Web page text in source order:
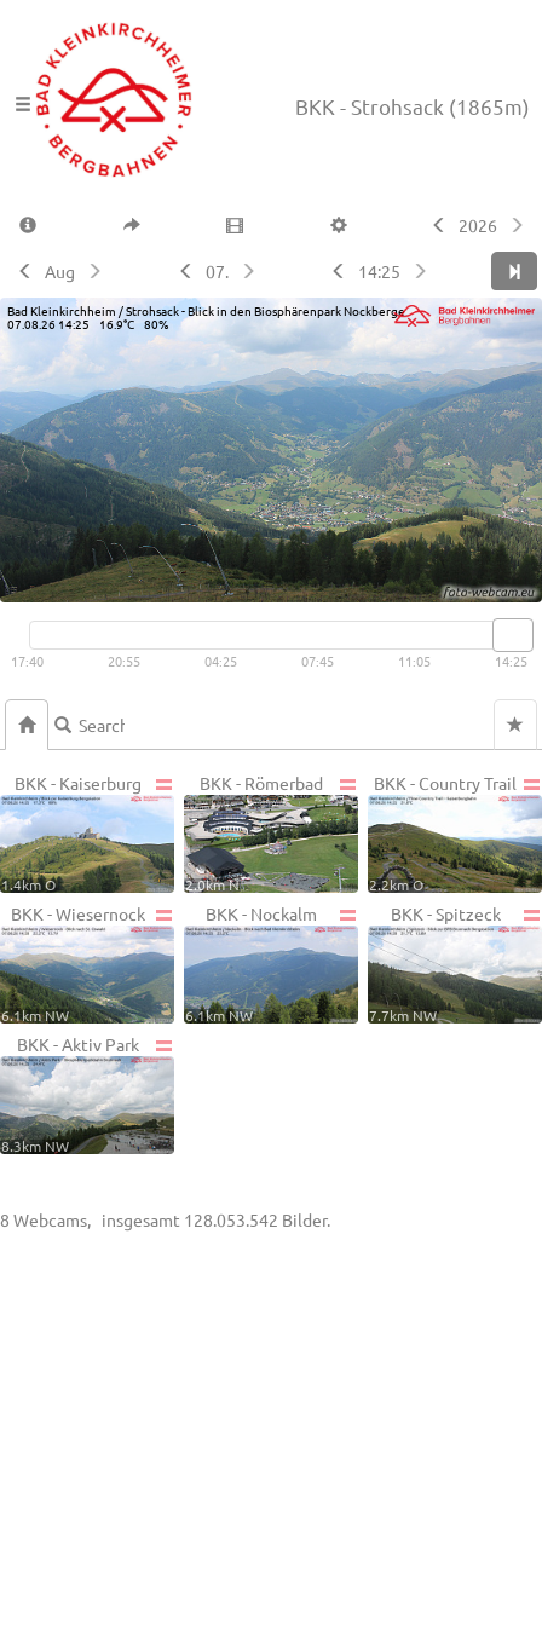
BKK - Strohsack (1865m)
2026
Aug 07. 14:25
Bad Kleinkirchheim / Strohsack - Blick in den Biosphärenpark Nockberge
07.08.26 14:25 16.9°C 80%
Live video available → View
17:40 20:55 04:25 07:45 11:05 14:25
BKK - Kaiserburg
1.4km O
BKK - Römerbad
2.0km N
BKK - Country Trail
2.2km O
BKK - Wiesernock
6.1km NW
BKK - Nockalm
6.1km NW
BKK - Spitzeck
7.7km NW
BKK - Aktiv Park
8.3km NW
8 Webcams, insgesamt 128.053.542 Bilder.